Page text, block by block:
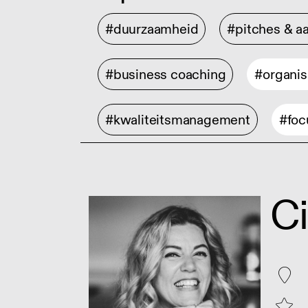
#duurzaamheid #pitches &
#business coaching
#kwaliteitsmanagement